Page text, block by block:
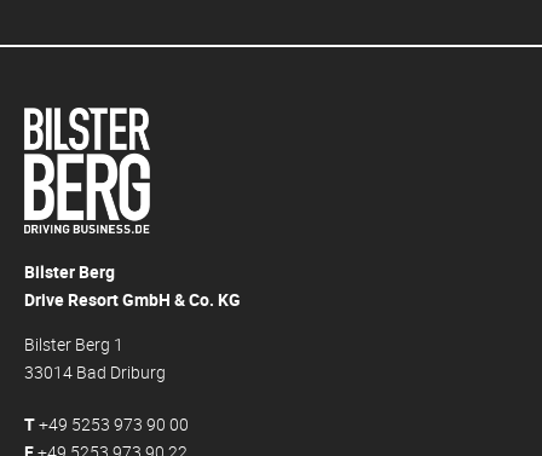
Bilster Berg
Drive Resort GmbH & Co. KG
Bilster Berg 1
33014 Bad Driburg
T+49 5253 973 90 00